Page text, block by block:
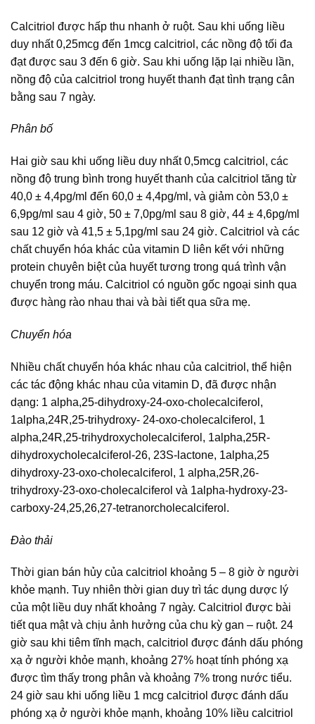
Calcitriol được hấp thu nhanh ở ruột. Sau khi uống liều
duy nhất 0,25mcg đến 1mcg calcitriol, các nồng độ tối đa
đạt được sau 3 đến 6 giờ. Sau khi uống lặp lại nhiều lần,
nồng độ của calcitriol trong huyết thanh đạt tình trạng cân
bằng sau 7 ngày.
Phân bố
Hai giờ sau khi uống liều duy nhất 0,5mcg calcitriol, các
nồng độ trung bình trong huyết thanh của calcitriol tăng từ
40,0 ± 4,4pg/ml đến 60,0 ± 4,4pg/ml, và giảm còn 53,0 ±
6,9pg/ml sau 4 giờ, 50 ± 7,0pg/ml sau 8 giờ, 44 ± 4,6pg/ml
sau 12 giờ và 41,5 ± 5,1pg/ml sau 24 giờ. Calcitriol và các
chất chuyển hóa khác của vitamin D liên kết với những
protein chuyên biệt của huyết tương trong quá trình vận
chuyển trong máu. Calcitriol có nguồn gốc ngoại sinh qua
được hàng rào nhau thai và bài tiết qua sữa mẹ.
Chuyển hóa
Nhiều chất chuyển hóa khác nhau của calcitriol, thể hiện
các tác động khác nhau của vitamin D, đã được nhận
dạng: 1 alpha,25-dihydroxy-24-oxo-cholecalciferol,
1alpha,24R,25-trihydroxy- 24-oxo-cholecalciferol, 1
alpha,24R,25-trihydroxycholecalciferol, 1alpha,25R-
dihydroxycholecalciferol-26, 23S-lactone, 1alpha,25
dihydroxy-23-oxo-cholecalciferol, 1 alpha,25R,26-
trihydroxy-23-oxo-cholecalciferol và 1alpha-hydroxy-23-
carboxy-24,25,26,27-tetranorcholecalciferol.
Đào thải
Thời gian bán hủy của calcitriol khoảng 5 – 8 giờ ờ người
khỏe mạnh. Tuy nhiên thời gian duy trì tác dụng dược lý
của một liều duy nhất khoảng 7 ngày. Calcitriol được bài
tiết qua mật và chịu ảnh hưởng của chu kỳ gan – ruột. 24
giờ sau khi tiêm tĩnh mạch, calcitriol được đánh dấu phóng
xạ ở người khỏe mạnh, khoảng 27% hoạt tính phóng xạ
được tìm thấy trong phân và khoảng 7% trong nước tiểu.
24 giờ sau khi uống liều 1 mcg calcitriol được đánh dấu
phóng xạ ở người khỏe mạnh, khoảng 10% liều calcitriol